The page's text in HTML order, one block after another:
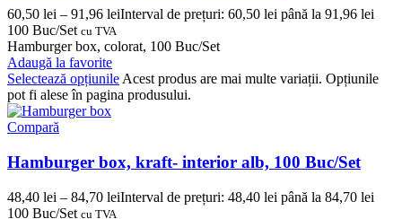
60,50 lei – 91,96 leiInterval de prețuri: 60,50 lei până la 91,96 lei
100 Buc/Set cu TVA
Hamburger box, colorat, 100 Buc/Set
Adaugă la favorite
Selectează opțiunile Acest produs are mai multe variații. Opțiunile
pot fi alese în pagina produsului.
Compară
Hamburger box, kraft- interior alb, 100 Buc/Set
48,40 lei – 84,70 leiInterval de prețuri: 48,40 lei până la 84,70 lei
100 Buc/Set cu TVA